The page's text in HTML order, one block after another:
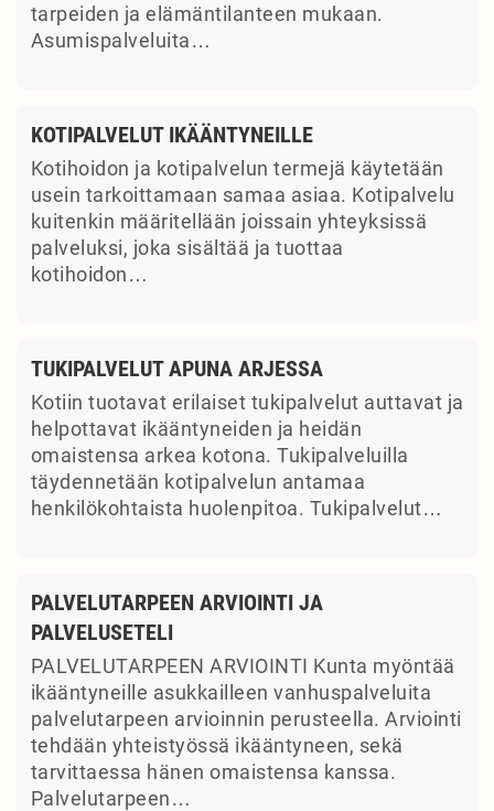
tarpeiden ja elämäntilanteen mukaan.
Asumispalveluita…
KOTIPALVELUT IKÄÄNTYNEILLE
Kotihoidon ja kotipalvelun termejä käytetään
usein tarkoittamaan samaa asiaa. Kotipalvelu
kuitenkin määritellään joissain yhteyksissä
palveluksi, joka sisältää ja tuottaa
kotihoidon…
TUKIPALVELUT APUNA ARJESSA
Kotiin tuotavat erilaiset tukipalvelut auttavat ja
helpottavat ikääntyneiden ja heidän
omaistensa arkea kotona. Tukipalveluilla
täydennetään kotipalvelun antamaa
henkilökohtaista huolenpitoa. Tukipalvelut…
PALVELUTARPEEN ARVIOINTI JA
PALVELUSETELI
PALVELUTARPEEN ARVIOINTI Kunta myöntää
ikääntyneille asukkailleen vanhuspalveluita
palvelutarpeen arvioinnin perusteella. Arviointi
tehdään yhteistyössä ikääntyneen, sekä
tarvittaessa hänen omaistensa kanssa.
Palvelutarpeen…